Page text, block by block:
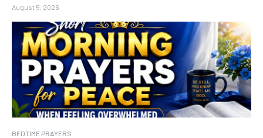
August 5, 2026
BEDTIME PRAYERS